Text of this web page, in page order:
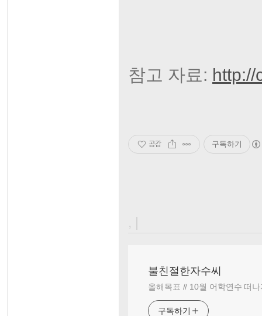
참고 자료: http://
공감 구독하기
, |
불친절한자수씨
올해목표 // 10월 어학연수 떠나
구독하기